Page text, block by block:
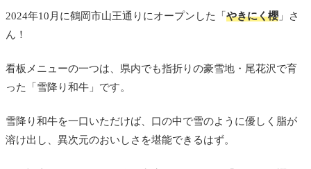
2024年10月に鶴岡市山王通りにオープンした「 やきにく櫻」さ
ん！
看板メニューの一つは、県内でも指折りの豪雪地・尾花沢で育
った「雪降り和牛」です。
雪降り和牛を一口いただけば、口の中で雪のように優しく脂が
溶け出し、異次元のおいしさを堪能できるはず。